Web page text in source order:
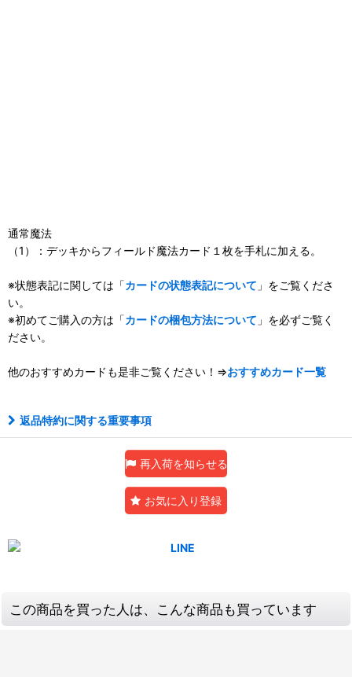
通常魔法
（1）：デッキからフィールド魔法カード１枚を手札に加える。
※状態表記に関しては「カードの状態表記について 」をご覧くださ
い。
※初めてご購入の方は「カードの梱包方法について 」を必ずご覧く
ださい。
他のおすすめカードも是非ご覧ください！⇒おすすめカード一覧
返品特約に関する重要事項
再入荷を知らせる
お気に入り登録
この商品を買った人は、こんな商品も買っています